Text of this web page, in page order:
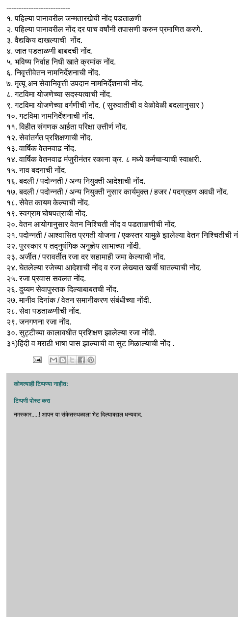
--------------------------
१. पहिल्या पानावरील जन्मतारखेची नोंद पडताळणी
२. पहिल्या पानावरील नोंद दर पाच वर्षांनी तपासणी करुन प्रमाणित करणे.
३. वैद्यकिय दाखल्याची नोंद.
४. जात पडताळणी बाबदची नोंद.
५. भविष्य निर्वाह निधी खाते क्रमांक नोंद.
६. निवृत्तीवेतन नामनिर्देशनाची नोंद.
७. मृत्यू अन सेवानिवृत्ती उपदान नामनिर्देशनाची नोंद.
८. गटविमा योजणेच्या सदस्यत्वाची नोंद.
९. गटविमा योजणेच्या वर्गणीची नोंद. ( सुरुवातीची व वेळोवेळी बदलानुसार )
१०. गटविमा नामनिर्देशनाची नोंद.
११. विहीत संगणक आर्हता परिक्षा उत्तीर्ण नोंद.
१२. सेवांतर्गत प्रशिक्षणाची नोंद.
१३. वार्षिक वेतनवाढ नोंद.
१४. वार्षिक वेतनवाढ मंजुरीनंतर रकाना क्र. ८ मध्ये कर्मचाऱ्याची स्वाक्षरी.
१५. नाव बदनाची नोंद.
१६. बदली / पदोन्नती / अन्य नियुक्ती आदेशाची नोंद.
१७. बदली / पदोन्नती / अन्य नियुक्ती नुसार कार्यमुक्त / हजर / पदग्रहण अवधी नोंद.
१८. सेवेत कायम केल्याची नोंद.
१९. स्वग्राम घोषपत्राची नोंद.
२०. वेतन आयोगानुसार वेतन निश्चिती नोंद व पडताळणीची नोंद.
२१. पदोन्नती / आश्वासित प्रगती योजना / एकस्तर यामुळे झालेल्या वेतन निश्चितीची
२२. पुरस्कार प तद्नुषंगिक अनुज्ञेय लाभाच्या नोंदी.
२३. अर्जीत / परावर्तीत रजा दर सहामाही जमा केल्याची नोंद.
२४. घेतलेल्या रजेच्या आदेशाची नोंद व रजा लेख्यात खर्ची घातल्याची नोंद.
२५. रजा प्रवास सवलत नोंद.
२६. दुय्यम सेवापुस्तक दिल्याबाबतची नोंद.
२७. मानीव दिनांक / वेतन समानीकरण संबंधीच्या नोंदी.
२८. सेवा पडताळणीची नोंद.
२९. जनगणना रजा नोंद.
३०. सुट्टीच्या कालावधीत प्रशिक्षण झालेल्या रजा नोंदी.
३१)हिंदी व मराठी भाषा पास झाल्याची वा सुट मिळाल्याची नोंद .
कोणत्याही टिप्पण्‍या नाहीत:
टिप्पणी पोस्ट करा
नमस्‍कार.....! आपन या संकेतस्थळाला भेट दिल्‍याबद्यल धन्‍यवाद.